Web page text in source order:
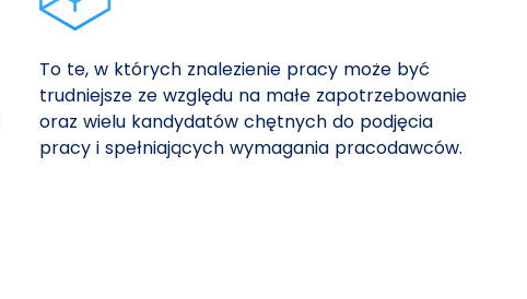
To te, w których znalezienie pracy może być
trudniejsze ze względu na małe zapotrzebowanie
oraz wielu kandydatów chętnych do podjęcia
pracy i spełniających wymagania pracodawców.